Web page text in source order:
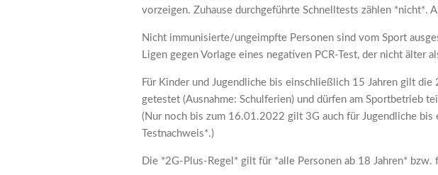
vorzeigen. Zuhause durchgeführte Schnelltests zählen *nicht*.
Nicht immunisierte/ungeimpfte Personen sind vom Sport
Ligen gegen Vorlage eines negativen PCR-Test, der nicht älter
Für Kinder und Jugendliche bis einschließlich 15 Jahren gilt
getestet (Ausnahme: Schulferien) und dürfen am Sportbetrieb
(Nur noch bis zum 16.01.2022 gilt 3G auch für Jugendliche
Testnachweis*.)
Die *2G-Plus-Regel* gilt für *alle Personen ab 18 Jahren*